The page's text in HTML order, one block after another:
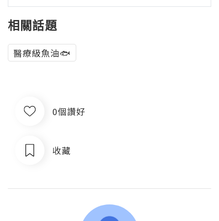
相關話題
醫療級魚油🐟
0個讚好
收藏